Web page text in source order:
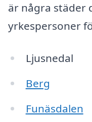
är några städer
yrkespersoner
Ljusnedal
Berg
Funäsdalen